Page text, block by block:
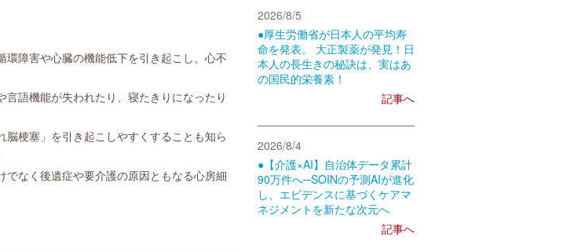
障害や心臓の機能低下を引き起こし、心不
語機能が失われたり、寝たきりになったり
梗塞」を引き起こしやすくすることも知ら
なく後遺症や要介護の原因ともなる心房細
2026/8/5
●厚生労働省が日本人の平均寿
命を発表。 大正製薬が発見！日
本人の長生きの秘訣は、実はあ
の国民的栄養素！
記事へ
2026/8/4
●【介護×AI】自治体データ累計
90万件へ─SOINの予測AIが進化
し、エビデンスに基づくケアマ
ネジメントを新たな次元へ
記事へ